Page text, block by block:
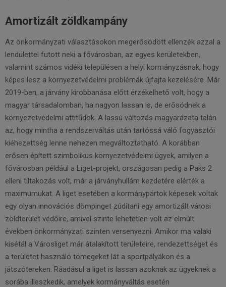
Amortizált zöldkampány
Az önkormányzati választásokon megerősödött ellenzék azzal a
lendülettel futott neki a fővárosban, az egyes kerületekben,
valamint számos vidéki településen a helyi kormányzásnak, hogy
képes lesz a környezetvédelmi problémák újfajta kezelésére. Már
2019-ben, a járvány kirobbanása előtt érzékelhető volt, hogy a
magyar társadalomban, ha nagyon lassan is, de erősödnek a
környezetvédelmi attitűdök. A lassú változás magyarázata talán
az, hogy mintha a rendszerváltás után tartóssá váló fogyasztói
kiéhezettség lenne nehezen megváltoztatható. A korábban
erősen épített szimbolikus környezetvédelmi ügyek, amilyen a
fővárosban például a Liget-projekt, országosan pedig a Paks 2
elleni tiltakozás volt, már a járványhullám kezdetére elérték a
maximumukat. A liget esetében a kormánypártok képesek voltak
egy olyan innovációs dömpinget zúdítani egy amortizált városi
zöldterület védőire, amivel szinte lehetetlen volt az elmúlt
években önkormányzati szinten versenyezni. Amikor ma valaki
kisétál a Városliget már átalakított területeire, rendezettséget és
a területet használó tömegeket lát a sportpályákon és a
játszótereken. Ráadásul a liget is lassan azoknak az ügyeknek a
sorába illeszkedik, amelyek kormányváltás esetén